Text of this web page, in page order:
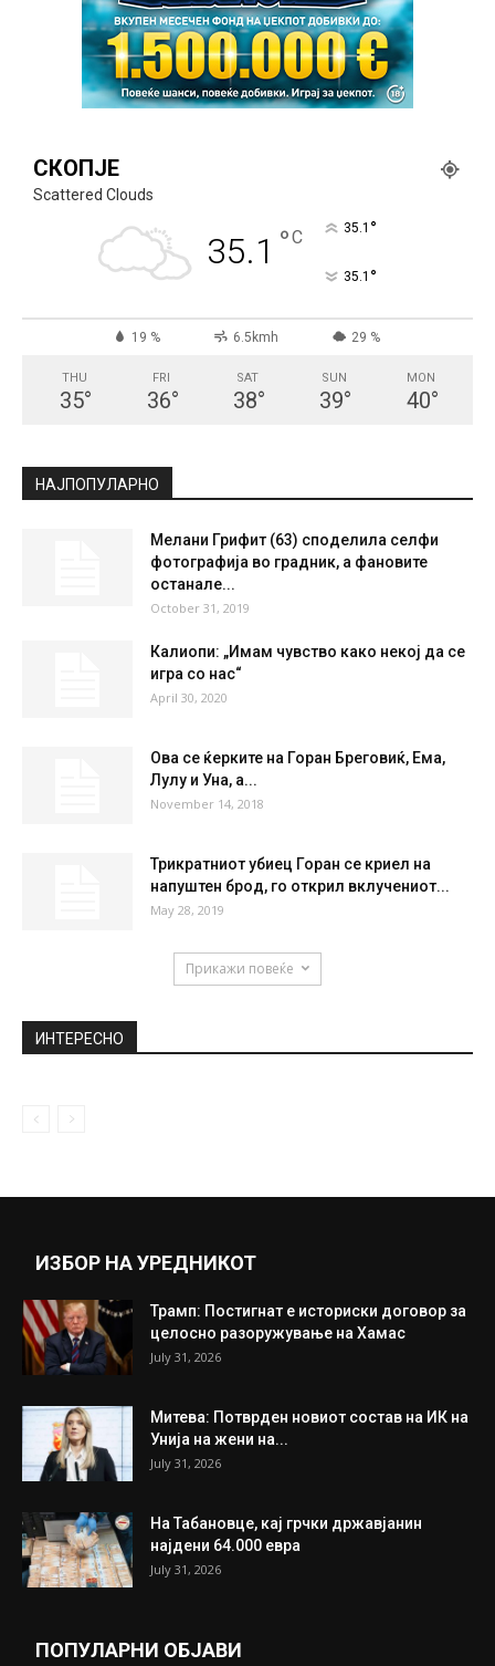
СКОПЈЕ
Scattered Clouds
35.1 °C 35.1 °
35.1 °
19 % 6.5kmh 29 %
THU
35°
FRI
36°
SAT
38°
SUN
39°
MON
40°
НАЈПОПУЛАРНО
Мелани Грифит (63) споделила селфи
фотографија во градник, а фановите
останале...
October 31, 2019
Калиопи: „Имам чувство како некој да се
игра со нас“
April 30, 2020
Ова се ќерките на Горан Бреговиќ, Ема,
Лулу и Уна, а...
November 14, 2018
Трикратниот убиец Горан се криел на
напуштен брод, го открил вклучениот...
May 28, 2019
Прикажи повеќе
ИНТЕРЕСНО
ИЗБОР НА УРЕДНИКОТ
Трамп: Постигнат е историски договор за
целосно разоружување на Хамас
July 31, 2026
Митева: Потврден новиот состав на ИК на
Унија на жени на...
July 31, 2026
На Табановце, кај грчки државјанин
најдени 64.000 евра
July 31, 2026
ПОПУЛАРНИ ОБЈАВИ